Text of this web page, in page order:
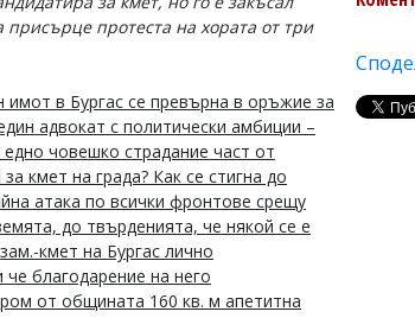
присърце протеста на хората от три
имот в Бургас се превърна в оръжие за
адвокат с политически амбиции –
човешко страдание част от
кмет на града? Как се стигна до
атака по всички фронтове срещу
до твърденията, че някой се е
кмет на Бургас лично
благодарение на него
от общината 160 кв. м апетитна